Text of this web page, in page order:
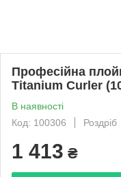
Професійна
Titanium Curler
В наявності
Код: 100306
Роздріб
1 413 ₴